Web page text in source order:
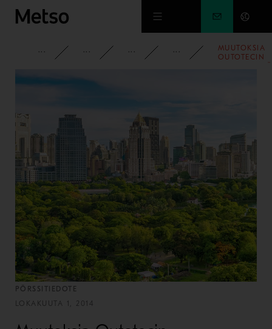
Siirry pääsisältöön
YRITYS PYSY AJAN TASALLA
UUTISET 2014
MUUTOKSIA
OUTOTECIN
PÖRSSITIEDOTE
LOKAKUUTA 1, 2014